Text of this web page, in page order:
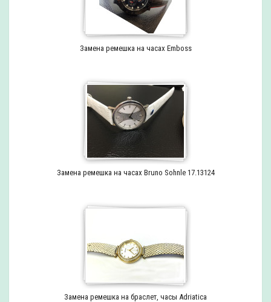
Замена ремешка на часах Emboss
Замена ремешка на часах Bruno Sohnle 17.13124
Замена ремешка на браслет, часы Adriatica